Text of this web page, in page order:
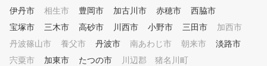
伊丹市
相生市 豊岡市 加古川市 赤穂市
西脇市
宝塚市
三木市 高砂市 川西市 小野市 三田市
加西市
丹波篠山市
養父市 丹波市 南あわじ市 朝来市
淡路市
宍粟市
加東市 たつの市
川辺郡 猪名川町